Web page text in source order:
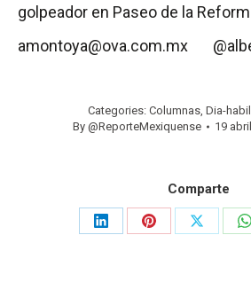
golpeador en Paseo de la
amontoya@ova.com.mx
Categories: Columnas, Dia-habil
By @ReporteMexiquense 19
Comparte
Share
Share
Share